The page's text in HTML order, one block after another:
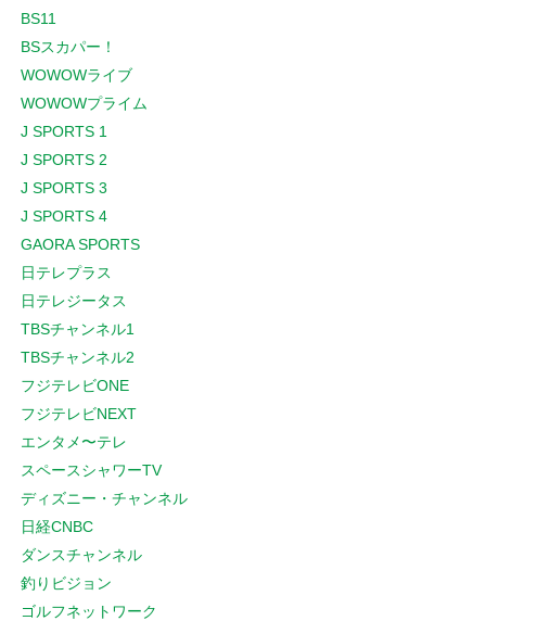
BS11
BSスカパー！
WOWOWライブ
WOWOWプライム
J SPORTS 1
J SPORTS 2
J SPORTS 3
J SPORTS 4
GAORA SPORTS
日テレプラス
日テレジータス
TBSチャンネル1
TBSチャンネル2
フジテレビONE
フジテレビNEXT
エンタメ〜テレ
スペースシャワーTV
ディズニー・チャンネル
日経CNBC
ダンスチャンネル
釣りビジョン
ゴルフネットワーク